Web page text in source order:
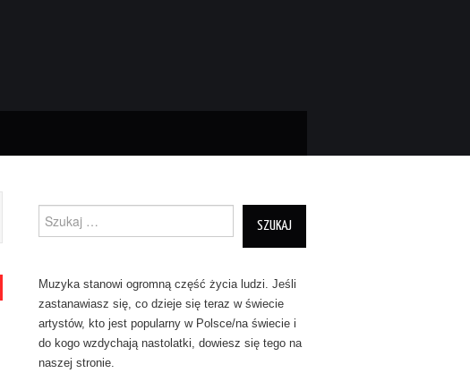
Szukanie dla:
Muzyka stanowi ogromną część życia ludzi. Jeśli
zastanawiasz się, co dzieje się teraz w świecie
artystów, kto jest popularny w Polsce/na świecie i
do kogo wzdychają nastolatki, dowiesz się tego na
naszej stronie.